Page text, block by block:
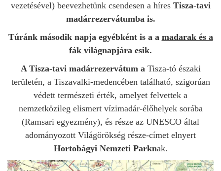
vezetésével) beevezhetünk csendesen a híres Tisza-tavi
madárrezervátumba is.
Túránk második napja egyébként is a a madarak és a
fák világnapjára esik.
A Tisza-tavi madárrezervátuma Tisza-tóészaki
területén, a Tiszavalki-medencében található, szigorúan
védett természeti érték, amelyet felvettek a
nemzetközileg elismert vízimadár-élőhelyek sorába
(Ramsari egyezmény), és része az UNESCO által
adományozott Világörökség része-címet elnyert
Hortobágyi Nemzeti Parknak.